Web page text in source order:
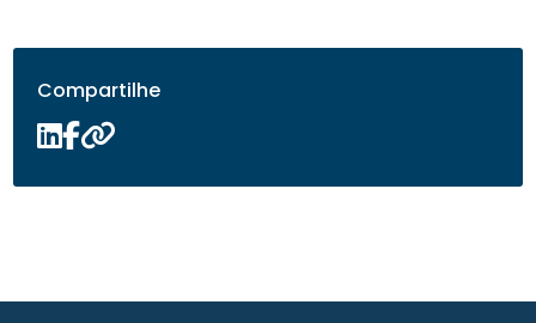
Compartilhe